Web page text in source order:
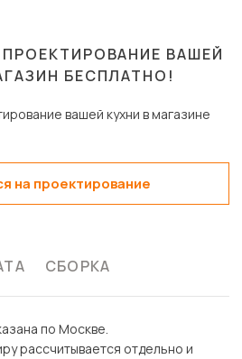
ВАШЕЙ
БЕСПЛАТНО!
на проектирование
СБОРКА
по Москве.
рассчитывается отдельно и